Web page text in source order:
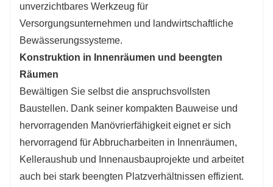
unverzichtbares Werkzeug für
Versorgungsunternehmen und landwirtschaftliche
Bewässerungssysteme.
Konstruktion in Innenräumen und beengten
Räumen
Bewältigen Sie selbst die anspruchsvollsten
Baustellen. Dank seiner kompakten Bauweise und
hervorragenden Manövrierfähigkeit eignet er sich
hervorragend für Abbrucharbeiten in Innenräumen,
Kelleraushub und Innenausbauprojekte und arbeitet
auch bei stark beengten Platzverhältnissen effizient.